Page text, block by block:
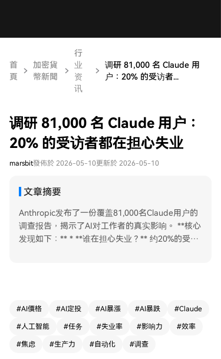
首
頁
加密貨
幣新聞
行
业
资
讯
调研 81,000 名 Claude 用
户：20% 的受访者...
调研 81,000 名 Claude 用户：
20% 的受访者都在担心失业
marsbit發佈於 2026-05-10更新於 2026-05-10
文章摘要
Anthropic发布了一份覆盖81,000名Claude用户的
调查报告，揭示了AI对工作者的真实影响。 **核心
发现如下：** * **谁在担心失业？** 约20%的受访
谁从AI中受益？** 大多数受访者感到生产力显著提
是高收入者（如管理者、软件开发者），但低收入
岗位同样获得了可观的能力拓展，例如客服、快递
#AI價格 #AI定投 #AI暴漲 #AI暴跌 #Claude
#人工智能 #任务 #失业率 #影响力 #效率
#焦虑 #生产力 #自动化 #调查